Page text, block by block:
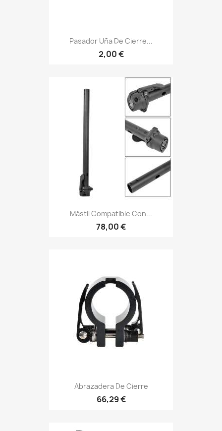
Pasador Uña De Cierre...
2,00 €
Mástil Compatible Con...
78,00 €
Abrazadera De Cierre
66,29 €